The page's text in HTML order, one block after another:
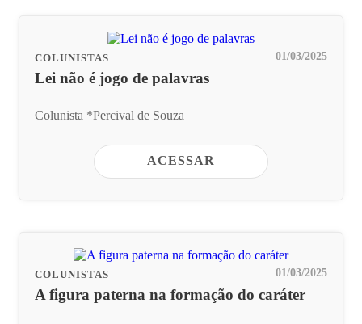
COLUNISTAS 01/03/2025
Lei não é jogo de palavras
Colunista *Percival de Souza
ACESSAR
COLUNISTAS 01/03/2025
A figura paterna na formação do caráter